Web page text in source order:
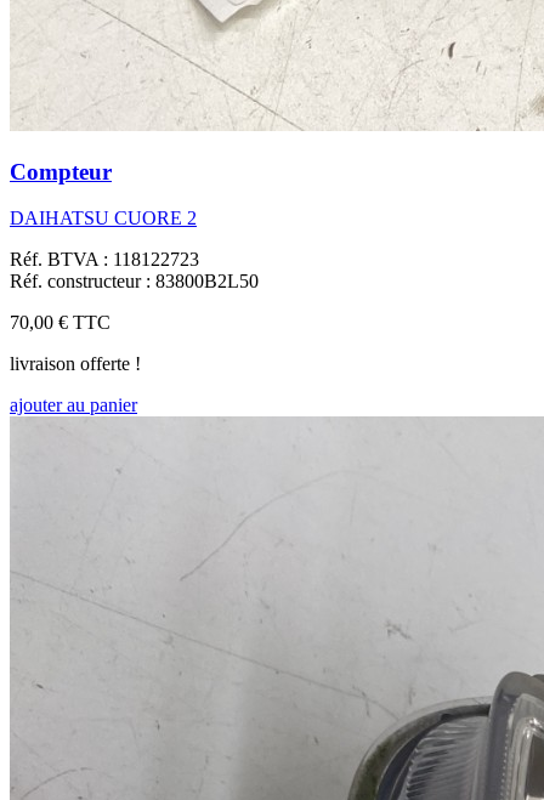
Compteur
DAIHATSU CUORE 2
Réf. BTVA : 118122723
Réf. constructeur : 83800B2L50
70,00 € TTC
livraison offerte !
ajouter au panier